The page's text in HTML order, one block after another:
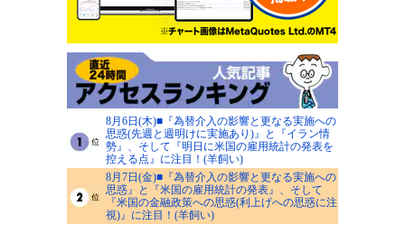
8月6日(木)■『為替介入の影響と更なる実施への
思惑(先週と週明けに実施あり)』と『イラン情
勢』、そして『明日に米国の雇用統計の発表を
控える点』に注目！(羊飼い)
8月7日(金)■『為替介入の影響と更なる実施への
思惑』と『米国の雇用統計の発表』、そして
『米国の金融政策への思惑(利上げへの思惑に注
視)』に注目！(羊飼い)